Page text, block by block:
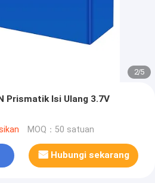
2/5
Prismatik Isi Ulang 3.7V
MOQ：50 satuan
Hubungi sekarang